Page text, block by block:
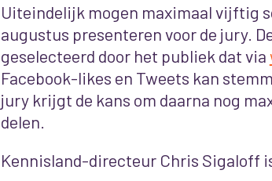
Uiteindelijk mogen maximaal vijftig
augustus presenteren voor de jury.
geselecteerd door het publiek dat via
Facebook-likes en Tweets kan
jury krijgt de kans om daarna nog
delen.
Kennisland-directeur Chris Sigaloff